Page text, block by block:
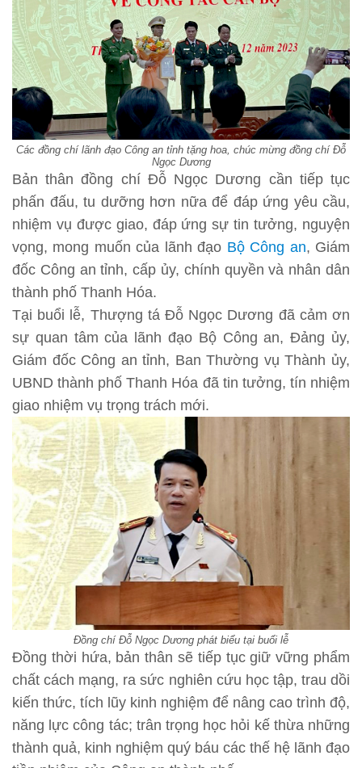
Các đồng chí lãnh đạo Công an tỉnh tặng hoa, chúc mừng đồng chí Đỗ
Ngọc Dương
Bản thân đồng chí Đỗ Ngọc Dương cần tiếp tục
phấn đấu, tu dưỡng hơn nữa để đáp ứng yêu cầu,
nhiệm vụ được giao, đáp ứng sự tin tưởng, nguyện
vọng, mong muốn của lãnh đạo Bộ Công an, Giám
đốc Công an tỉnh, cấp ủy, chính quyền và nhân dân
thành phố Thanh Hóa.
Tại buổi lễ, Thượng tá Đỗ Ngọc Dương đã cảm ơn
sự quan tâm của lãnh đạo Bộ Công an, Đảng ủy,
Giám đốc Công an tỉnh, Ban Thường vụ Thành ủy,
UBND thành phố Thanh Hóa đã tin tưởng, tín nhiệm
giao nhiệm vụ trọng trách mới.
Đồng chí Đỗ Ngọc Dương phát biểu tại buổi lễ
Đồng thời hứa, bản thân sẽ tiếp tục giữ vững phẩm
chất cách mạng, ra sức nghiên cứu học tập, trau dồi
kiến thức, tích lũy kinh nghiệm để nâng cao trình độ,
năng lực công tác; trân trọng học hỏi kế thừa những
thành quả, kinh nghiệm quý báu các thế hệ lãnh đạo